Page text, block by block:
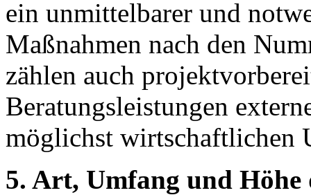
ein unmittelbarer und
Maßnahmen nach den
zählen auch
Beratungsleistungen
möglichst wirtschaftlichen
5. Art, Umfang und Höhe